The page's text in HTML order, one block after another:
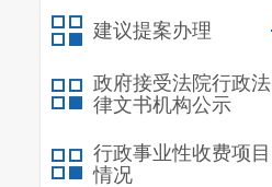
建议提案办理
政府接受法院行政法
律文书机构公示
行政事业性收费项目
情况